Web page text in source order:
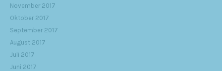
November 2017
Oktober 2017
September 2017
August 2017
Juli 2017
Juni 2017